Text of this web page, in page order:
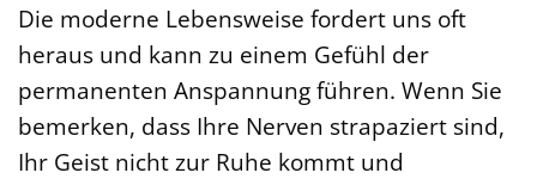
Die moderne Lebensweise fordert uns oft
heraus und kann zu einem Gefühl der
permanenten Anspannung führen. Wenn Sie
bemerken, dass Ihre Nerven strapaziert sind,
Ihr Geist nicht zur Ruhe kommt und